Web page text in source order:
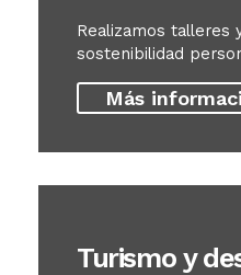
Realizamos talleres
sostenibilidad
Más
Turismo y